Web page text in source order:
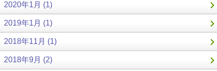
2020年1月 (1)
2019年1月 (1)
2018年11月 (1)
2018年9月 (2)